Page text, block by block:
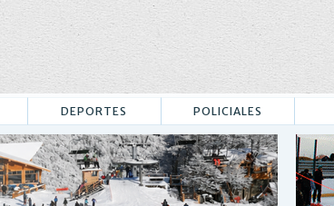
DEPORTES POLICIALES